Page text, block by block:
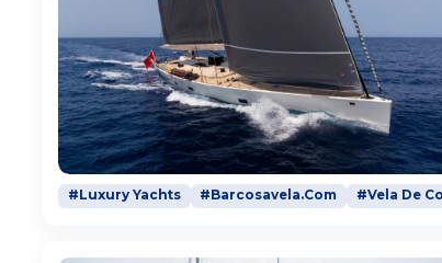
#Luxury Yachts #Barcosavela.Com #Vela De